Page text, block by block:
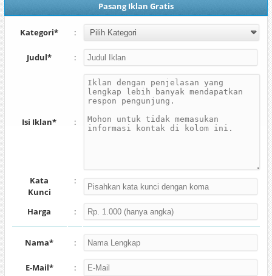
Pasang Iklan Gratis
Kategori* :
Judul* :
Isi Iklan* :
Kata
Kunci
:
Harga :
Nama* :
E-Mail* :